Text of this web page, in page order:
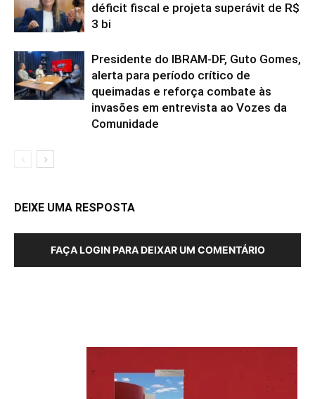
déficit fiscal e projeta superávit de R$
3 bi
Presidente do IBRAM-DF, Guto Gomes,
alerta para período crítico de
queimadas e reforça combate às
invasões em entrevista ao Vozes da
Comunidade
DEIXE UMA RESPOSTA
FAÇA LOGIN PARA DEIXAR UM COMENTÁRIO